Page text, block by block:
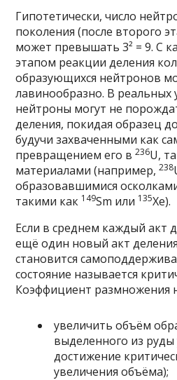
Гипотетически, число
поколения (после второго
может превышать 3² = 9. С
этапом реакции деления
образующихся нейтронов
лавинообразно. В реальных
нейтроны могут не
деления, покидая образец
будучи захваченными как
превращением его в236U,
материалами (например,238
образовавшимися
такими как 149Sm или 135Xe).
Если в среднем каждый акт
ещё один новый акт
становится
состояние называется
Коэффициент размножения
увеличить объём
выделенного из
достижение
увеличения объёма);